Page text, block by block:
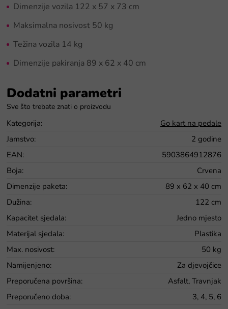
Dimenzije vozila 122 x 57 x 73 cm
Maksimalna nosivost 50 kg
Težina vozila 14 kg
Dimenzije pakiranja 89 x 62 x 40 cm
Dodatni parametri
Kategorija:
Go kart na pedale
Jamstvo:
2 godine
EAN:
5903864912876
Boja:
Crvena
Dimenzije paketa:
89 x 62 x 40 cm
Dužina:
122 cm
Kapacitet sjedala:
Jedno mjesto
Materijal sjedala:
Plastika
Max. nosivost:
50 kg
Namijenjeno:
Za djevojčice
Preporučena površina:
Asfalt, Travnjak
Preporučeno doba:
3, 4, 5, 6